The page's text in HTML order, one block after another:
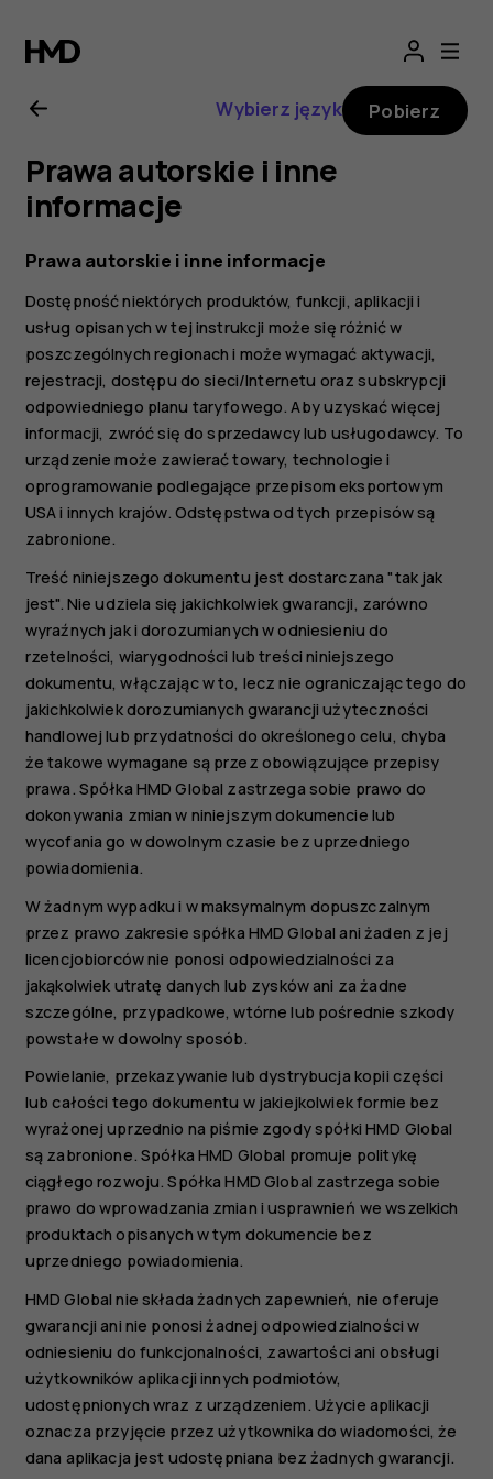
Nokia
X10
—
instrukcja
obsługi
Wybierz język Pobierz
Prawa autorskie i inne
informacje
Prawa autorskie i inne informacje
Dostępność niektórych produktów, funkcji, aplikacji i
usług opisanych w tej instrukcji może się różnić w
poszczególnych regionach i może wymagać aktywacji,
rejestracji, dostępu do sieci/Internetu oraz subskrypcji
odpowiedniego planu taryfowego. Aby uzyskać więcej
informacji, zwróć się do sprzedawcy lub usługodawcy. To
urządzenie może zawierać towary, technologie i
oprogramowanie podlegające przepisom eksportowym
USA i innych krajów. Odstępstwa od tych przepisów są
zabronione.
Treść niniejszego dokumentu jest dostarczana "tak jak
jest". Nie udziela się jakichkolwiek gwarancji, zarówno
wyraźnych jak i dorozumianych w odniesieniu do
rzetelności, wiarygodności lub treści niniejszego
dokumentu, włączając w to, lecz nie ograniczając tego do
jakichkolwiek dorozumianych gwarancji użyteczności
handlowej lub przydatności do określonego celu, chyba
że takowe wymagane są przez obowiązujące przepisy
prawa. Spółka HMD Global zastrzega sobie prawo do
dokonywania zmian w niniejszym dokumencie lub
wycofania go w dowolnym czasie bez uprzedniego
powiadomienia.
W żadnym wypadku i w maksymalnym dopuszczalnym
przez prawo zakresie spółka HMD Global ani żaden z jej
licencjobiorców nie ponosi odpowiedzialności za
jakąkolwiek utratę danych lub zysków ani za żadne
szczególne, przypadkowe, wtórne lub pośrednie szkody
powstałe w dowolny sposób.
Powielanie, przekazywanie lub dystrybucja kopii części
lub całości tego dokumentu w jakiejkolwiek formie bez
wyrażonej uprzednio na piśmie zgody spółki HMD Global
są zabronione. Spółka HMD Global promuje politykę
ciągłego rozwoju. Spółka HMD Global zastrzega sobie
prawo do wprowadzania zmian i usprawnień we wszelkich
produktach opisanych w tym dokumencie bez
uprzedniego powiadomienia.
HMD Global nie składa żadnych zapewnień, nie oferuje
gwarancji ani nie ponosi żadnej odpowiedzialności w
odniesieniu do funkcjonalności, zawartości ani obsługi
użytkowników aplikacji innych podmiotów,
udostępnionych wraz z urządzeniem. Użycie aplikacji
oznacza przyjęcie przez użytkownika do wiadomości, że
dana aplikacja jest udostępniana bez żadnych gwarancji.